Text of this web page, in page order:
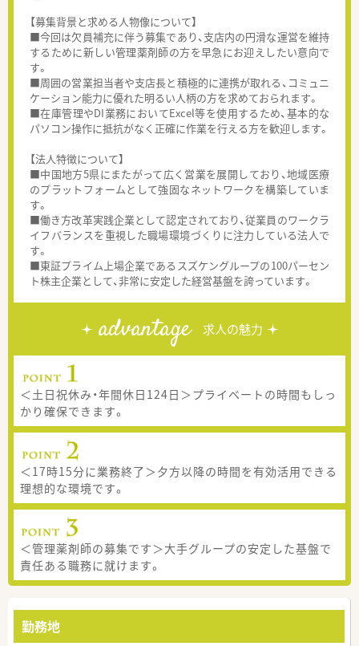
【募集背景と求める人物像について】
■今回は欠員補充に伴う募集であり、支店内の円滑な運営を維持
するために新しい管理薬剤師の方を早急にお迎えしたい意向で
す。
■周囲の営業担当者や支店長と積極的に連携が取れる、コミュニ
ケーション能力に優れた明るい人柄の方を求めておられます。
■在庫管理やDI業務においてExcel等を使用するため、基本的な
パソコン操作に抵抗がなく正確に作業を行える方を歓迎します。
【法人特徴について】
■中国地方5県にまたがって広く営業を展開しており、地域医療
のプラットフォームとして強固なネットワークを構築していま
す。
■働き方改革実践企業として認定されており、従業員のワークラ
イフバランスを重視した職場環境づくりに注力している法人で
す。
■東証プライム上場企業であるスズケングループの100パーセン
ト株主企業として、非常に安定した経営基盤を誇っています。
advantage 求人の魅力
＜土日祝休み・年間休日124日＞プライベートの時間もしっ
かり確保できます。
＜17時15分に業務終了＞夕方以降の時間を有効活用できる
理想的な環境です。
＜管理薬剤師の募集です＞大手グループの安定した基盤で
責任ある職務に就けます。
勤務地